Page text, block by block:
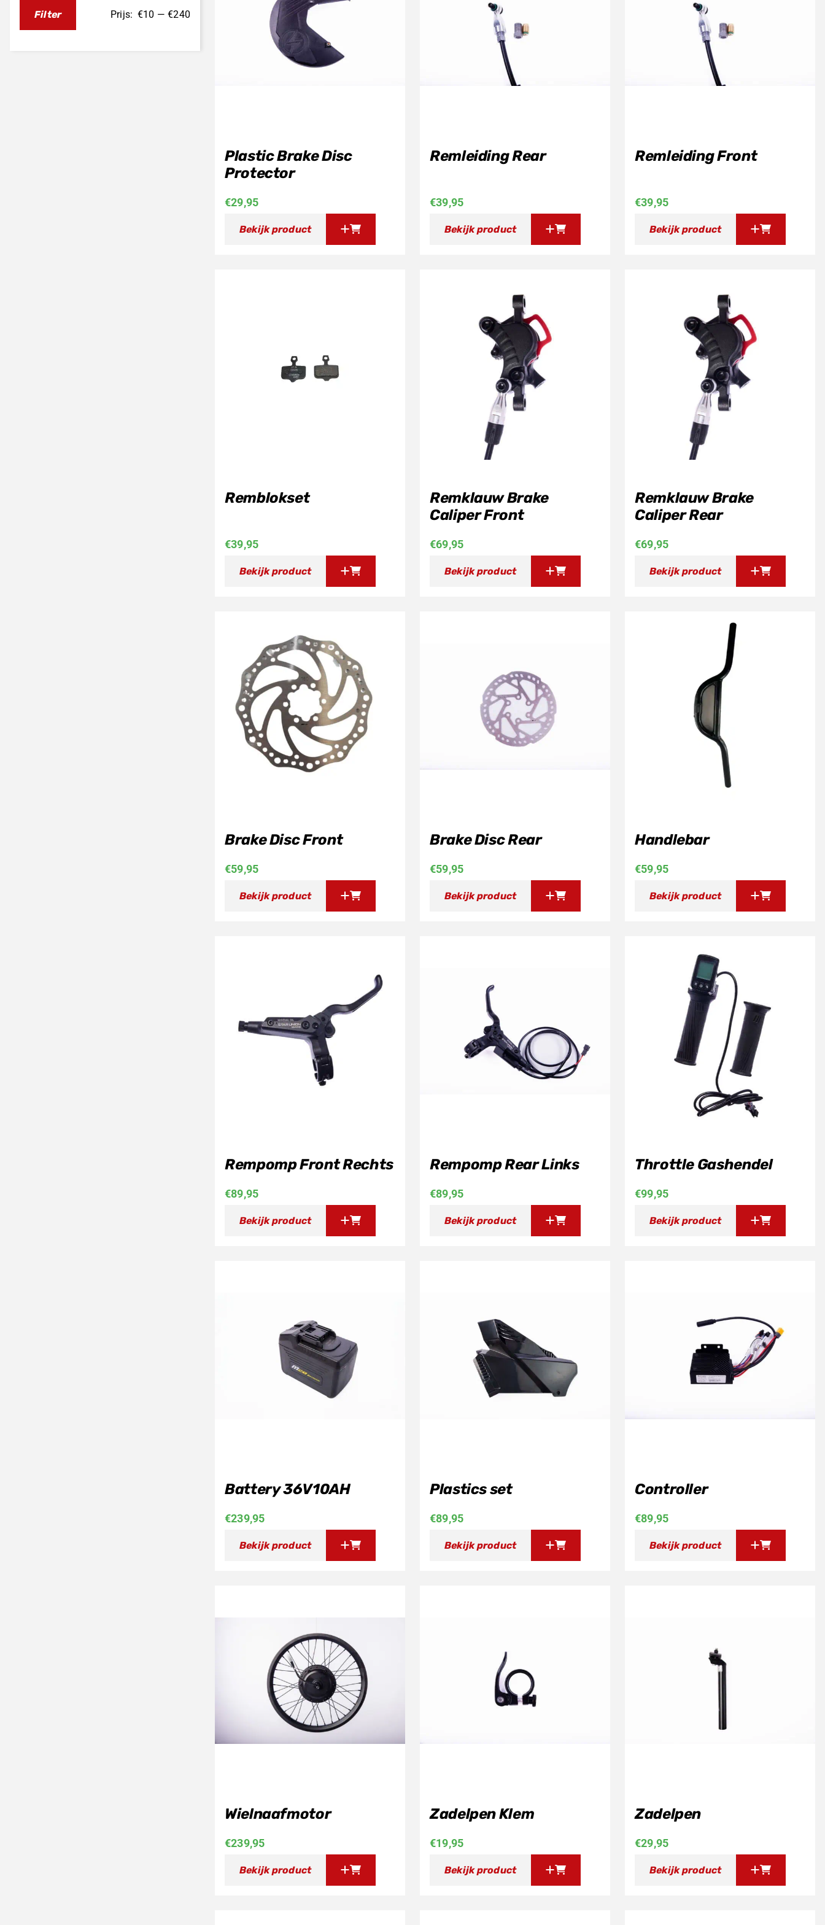
Filter Prijs: €10 —€240
Plastic Brake Disc
Protector
€29,95
Bekijk product
Remleiding Rear
€39,95
Bekijk product
Remleiding Front
€39,95
Bekijk product
Remblokset
€39,95
Bekijk product
Remklauw Brake
Caliper Front
€69,95
Bekijk product
Remklauw Brake
Caliper Rear
€69,95
Bekijk product
Brake Disc Front
€59,95
Bekijk product
Brake Disc Rear
€59,95
Bekijk product
Handlebar
€59,95
Bekijk product
Rempomp Front Rechts
€89,95
Bekijk product
Rempomp Rear Links
€89,95
Bekijk product
Throttle Gashendel
€99,95
Bekijk product
Battery 36V10AH
€239,95
Bekijk product
Plastics set
€89,95
Bekijk product
Controller
€89,95
Bekijk product
Wielnaafmotor
€239,95
Bekijk product
Zadelpen Klem
€19,95
Bekijk product
Zadelpen
€29,95
Bekijk product